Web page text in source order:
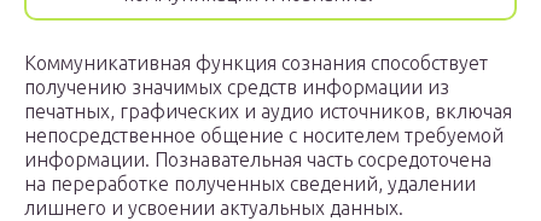
Коммуникативная функция сознания способствует
получению значимых средств информации из
печатных, графических и аудио источников, включая
непосредственное общение с носителем требуемой
информации. Познавательная часть сосредоточена
на переработке полученных сведений, удалении
лишнего и усвоении актуальных данных.